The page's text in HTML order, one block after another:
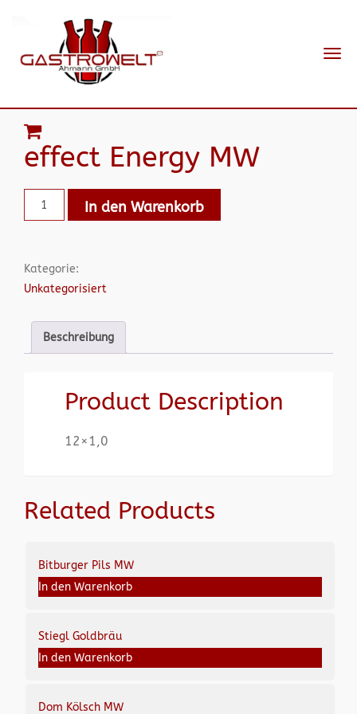
effect Energy MW
In den Warenkorb
Kategorie:
Unkategorisiert
Beschreibung
Product Description
12×1,0
Related Products
Bitburger Pils MW
In den Warenkorb
Stiegl Goldbräu
In den Warenkorb
Dom Kölsch MW